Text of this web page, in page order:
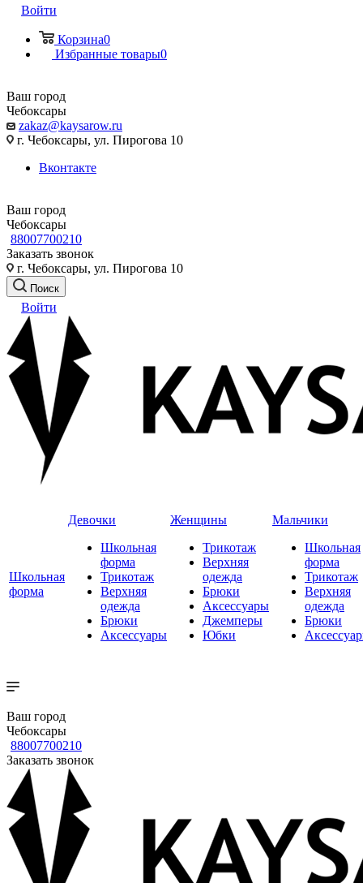
Войти
Корзина0
Избранные товары0
Ваш город
Чебоксары
zakaz@kaysarow.ru
г. Чебоксары, ул. Пирогова 10
Вконтакте
Ваш город
Чебоксары
88007700210
Заказать звонок
г. Чебоксары, ул. Пирогова 10
Поиск
Войти
Школьная
форма
Девочки
Школьная
форма
Трикотаж
Верхняя
одежда
Брюки
Аксессуары
Женщины
Трикотаж
Верхняя
одежда
Брюки
Аксессуары
Джемперы
Юбки
Мальчики
Школьная
форма
Трикотаж
Верхняя
одежда
Брюки
Ваш город
Чебоксары
88007700210
Заказать звонок